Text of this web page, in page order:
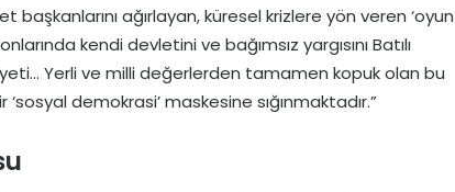
ağırlayan, küresel krizlere yön veren ‘oyun
kendi devletini ve bağımsız yargısını Batılı
Yerli ve milli değerlerden tamamen kopuk olan bu
demokrasi’ maskesine sığınmaktadır.”